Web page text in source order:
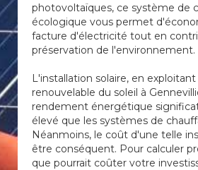
photovoltaïques, ce système de
écologique vous permet
facture d'électricité tout en
préservation de l'environnement.
L'installation solaire, en
renouvelable du soleil à
rendement énergétique
élevé que les systèmes de
Néanmoins, le coût d'une telle
être conséquent. Pour calculer
que pourrait coûter votre